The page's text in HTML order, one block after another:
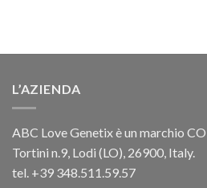
L’AZIENDA
ABC Love Genetix è un marchio
Tortini n.9, Lodi (LO), 26900, Italy.
tel. +39 348.511.59.57